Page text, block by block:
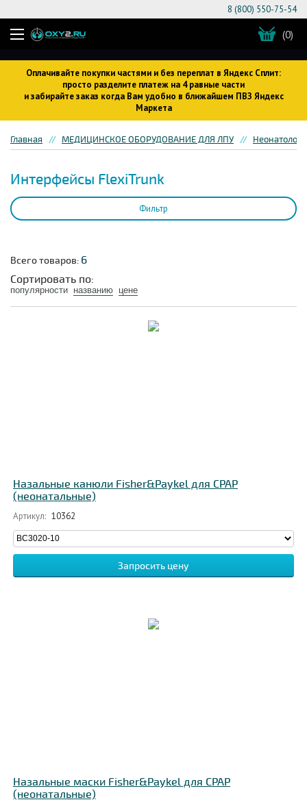
Оплачивайте покупки частями и без переплат в Яндекс Сплит:
просто разделите платеж на 4 равные части
и забирайте заказ когда Вам удобно в ближайшем ПВЗ Яндекс
Маркета
8 (800) 550-75-54
(0)
Главная МЕДИЦИНСКОЕ ОБОРУДОВАНИЕ ДЛЯ ЛПУ
Интерфейсы FlexiTrunk
Фильтр
Всего товаров: 6
Сортировать по:
популярности названию цене
Назальные канюли Fisher&Paykel для CPAP
(неонатальные)
Артикул: 10362
Запросить цену
Назальные маски Fisher&Paykel для CPAP
(неонатальные)